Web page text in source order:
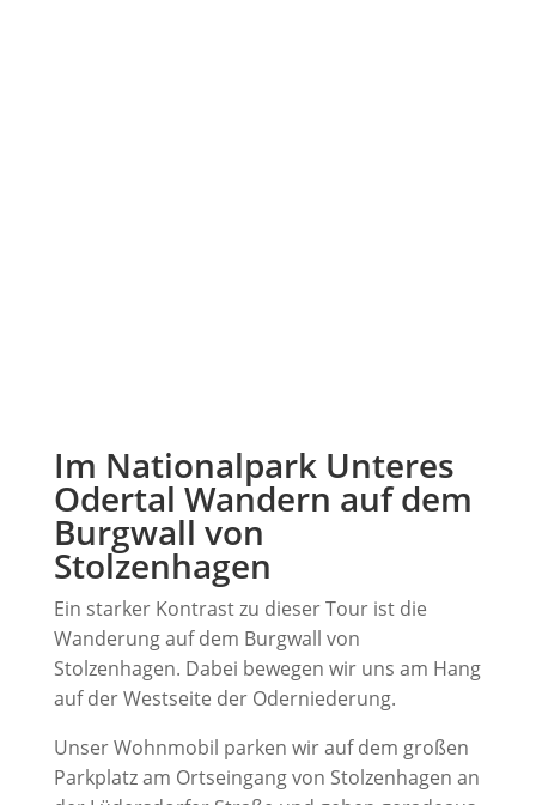
Im Nationalpark Unteres
Odertal Wandern auf dem
Burgwall von
Stolzenhagen
Ein starker Kontrast zu dieser Tour ist die
Wanderung auf dem Burgwall von
Stolzenhagen. Dabei bewegen wir uns am Hang
auf der Westseite der Oderniederung.
Unser Wohnmobil parken wir auf dem großen
Parkplatz am Ortseingang von Stolzenhagen an